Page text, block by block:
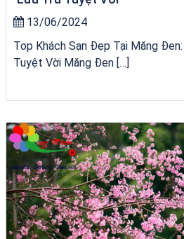
13/06/2024
Top Khách Sạn Đẹp Tại Măng
Tuyệt Vời Măng Đen […]
Tour Lào Cai Quy Nhơn